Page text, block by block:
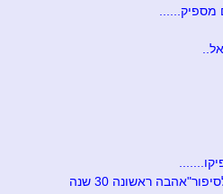
טובה ומירי וכל מי שביקש המשך לסיפור"אהבה ראשונה 30 שנה